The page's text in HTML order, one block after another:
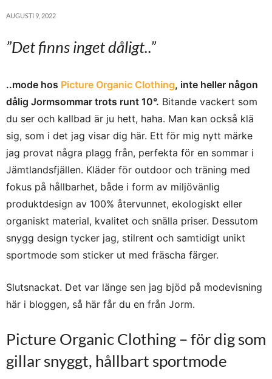
AUGUSTI 9, 2022
”Det finns inget dåligt..”
..mode hos Picture Organic Clothing, inte heller någon
dålig Jormsommar trots runt 10°. Bitande vackert som
du ser och kallbad är ju hett, haha. Man kan också klä
sig, som i det jag visar dig här. Ett för mig nytt märke
jag provat några plagg från, perfekta för en sommar i
Jämtlandsfjällen. Kläder för outdoor och träning med
fokus på hållbarhet, både i form av miljövänlig
produktdesign av 100% återvunnet, ekologiskt eller
organiskt material, kvalitet och snälla priser. Dessutom
snygg design tycker jag, stilrent och samtidigt unikt
sportmode som sticker ut med fräscha färger.
Slutsnackat. Det var länge sen jag bjöd på modevisning
här i bloggen, så här får du en från Jorm.
Picture Organic Clothing – för dig som
gillar snyggt, hållbart sportmode